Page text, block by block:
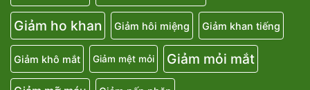
Giảm ho khan Giảm hôi miệng Giảm khan tiếng
Giảm khô mắt Giảm mệt mỏi Giảm mỏi mắt